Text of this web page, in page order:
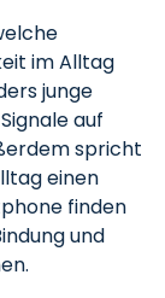
im Alltag
junge
auf
spricht
einen
finden
und